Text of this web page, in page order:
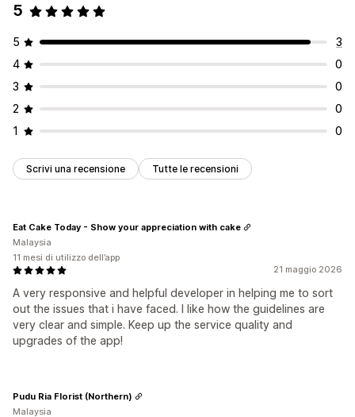
5
5
3
4
0
3
0
2
0
1
0
Scrivi una recensione Tutte le recensioni
21 maggio 2026
A very responsive and helpful developer in helping me to sort
out the issues that i have faced. I like how the guidelines are
very clear and simple. Keep up the service quality and
upgrades of the app!
Eat Cake Today - Show your appreciation with cake
Malaysia
11 mesi di utilizzo dell’app
Pudu Ria Florist (Northern)
Malaysia